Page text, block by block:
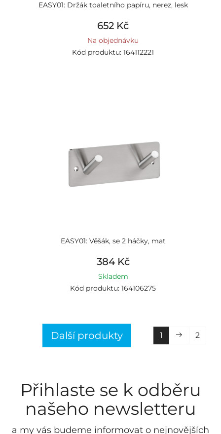
EASY01: Držák toaletního papíru, nerez, lesk
652 Kč
Na objednávku
Kód produktu: 164112221
EASY01: Věšák, se 2 háčky, mat
384 Kč
Skladem
Kód produktu: 164106275
Další produkty 1 2
Přihlaste se k odběru
našeho newsletteru
a my vás budeme informovat o nejnovějších